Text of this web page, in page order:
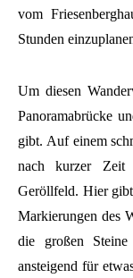
vom
Stunden
Um diesen
Panoramabrücke
gibt. Auf einem
nach kurzer Zeit
Geröllfeld. Hier
Markierungen des
die großen
ansteigend für